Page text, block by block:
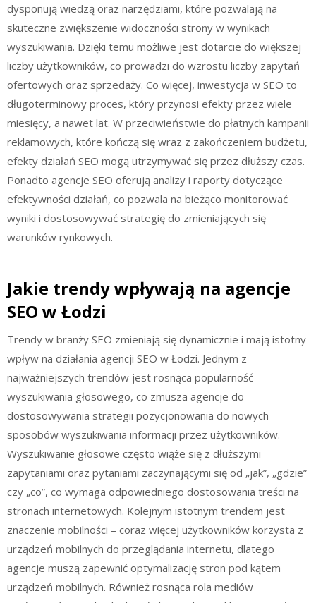
dysponują wiedzą oraz narzędziami, które pozwalają na
skuteczne zwiększenie widoczności strony w wynikach
wyszukiwania. Dzięki temu możliwe jest dotarcie do większej
liczby użytkowników, co prowadzi do wzrostu liczby zapytań
ofertowych oraz sprzedaży. Co więcej, inwestycja w SEO to
długoterminowy proces, który przynosi efekty przez wiele
miesięcy, a nawet lat. W przeciwieństwie do płatnych kampanii
reklamowych, które kończą się wraz z zakończeniem budżetu,
efekty działań SEO mogą utrzymywać się przez dłuższy czas.
Ponadto agencje SEO oferują analizy i raporty dotyczące
efektywności działań, co pozwala na bieżąco monitorować
wyniki i dostosowywać strategię do zmieniających się
warunków rynkowych.
Jakie trendy wpływają na agencje
SEO w Łodzi
Trendy w branży SEO zmieniają się dynamicznie i mają istotny
wpływ na działania agencji SEO w Łodzi. Jednym z
najważniejszych trendów jest rosnąca popularność
wyszukiwania głosowego, co zmusza agencje do
dostosowywania strategii pozycjonowania do nowych
sposobów wyszukiwania informacji przez użytkowników.
Wyszukiwanie głosowe często wiąże się z dłuższymi
zapytaniami oraz pytaniami zaczynającymi się od „jak”, „gdzie”
czy „co”, co wymaga odpowiedniego dostosowania treści na
stronach internetowych. Kolejnym istotnym trendem jest
znaczenie mobilności – coraz więcej użytkowników korzysta z
urządzeń mobilnych do przeglądania internetu, dlatego
agencje muszą zapewnić optymalizację stron pod kątem
urządzeń mobilnych. Również rosnąca rola mediów